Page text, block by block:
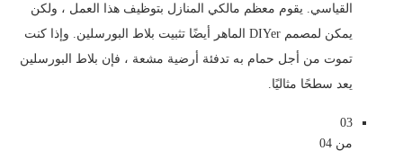
القياسي. يقوم معظم مالكي المنازل بتوظيف هذا العمل ، ولكن
يمكن لمصمم DIYer الماهر أيضًا تثبيت بلاط البورسلين. وإذا كنت
تموت من أجل حمام به تدفئة أرضية مشعة ، فإن بلاط البورسلين
يعد سطحًا مثاليًا.
03
من 04